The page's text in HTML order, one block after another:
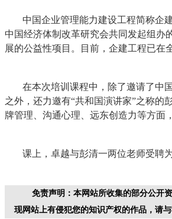
中国企业管理能力建设工程简称企
中国经济体制改革研究会共同发起组办
展的公益性项目。目前，企建工程已在
在本次培训课程中，除了邀请了中
之外，还力邀有“共和国演讲家”之称的
牌管理、沟通心理、远东创造力等方面
课上，卓越与彭清一两位老师受聘
免责声明：本网站所收集的部分公开
现网站上有侵犯您的知识产权的作品，请